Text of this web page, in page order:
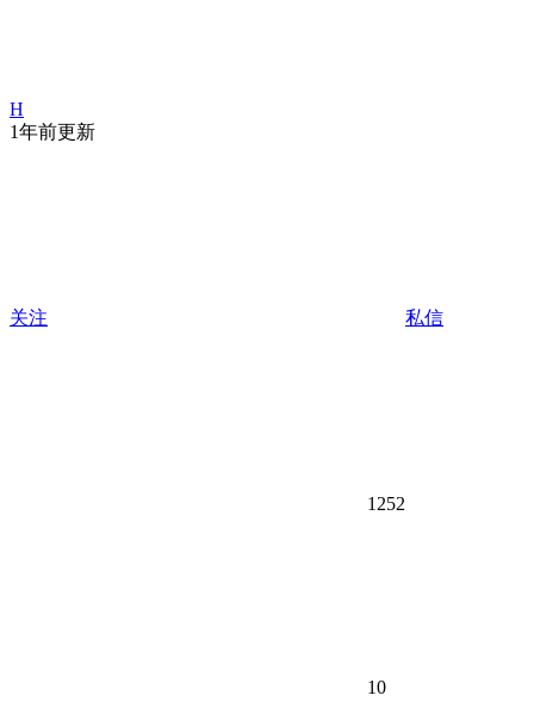
H
1年前更新
关注 私信
1252
10